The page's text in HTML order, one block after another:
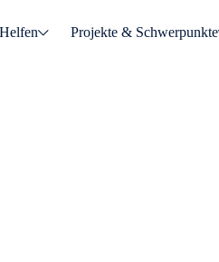
Projekte & Schwerpunkte